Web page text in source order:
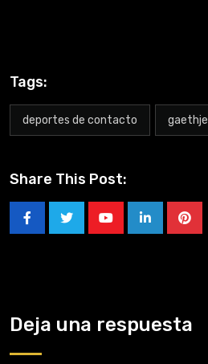
Tags:
deportes de contacto gaethje
Share This Post:
Deja una respuesta